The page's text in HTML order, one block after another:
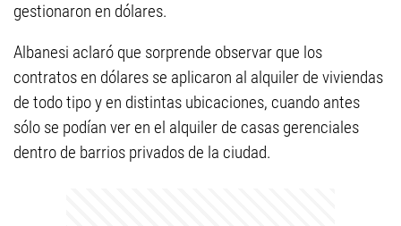
gestionaron en dólares.
Albanesi aclaró que sorprende observar que los
contratos en dólares se aplicaron al alquiler de viviendas
de todo tipo y en distintas ubicaciones, cuando antes
sólo se podían ver en el alquiler de casas gerenciales
dentro de barrios privados de la ciudad.